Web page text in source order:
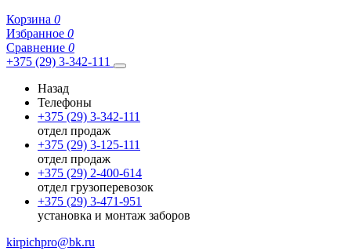
Корзина 0
Избранное 0
Сравнение 0
+375 (29) 3-342-111
Назад
Телефоны
+375 (29) 3-342-111
отдел продаж
+375 (29) 3-125-111
отдел продаж
+375 (29) 2-400-614
отдел грузоперевозок
+375 (29) 3-471-951
установка и монтаж заборов
kirpichpro@bk.ru